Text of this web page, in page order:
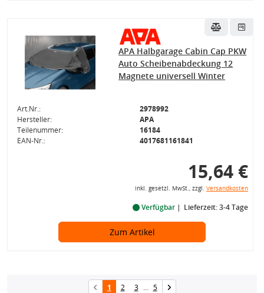
APA Halbgarage Cabin Cap PKW
Auto Scheibenabdeckung 12
Magnete universell Winter
Art.Nr.:
2978992
Hersteller:
APA
Teilenummer:
16184
EAN-Nr.:
4017681161841
15,64 €
inkl. gesetzl. MwSt., zzgl. Versandkosten
Verfügbar Lieferzeit: 3-4 Tage
Zum Artikel
1 2 3 ... 5